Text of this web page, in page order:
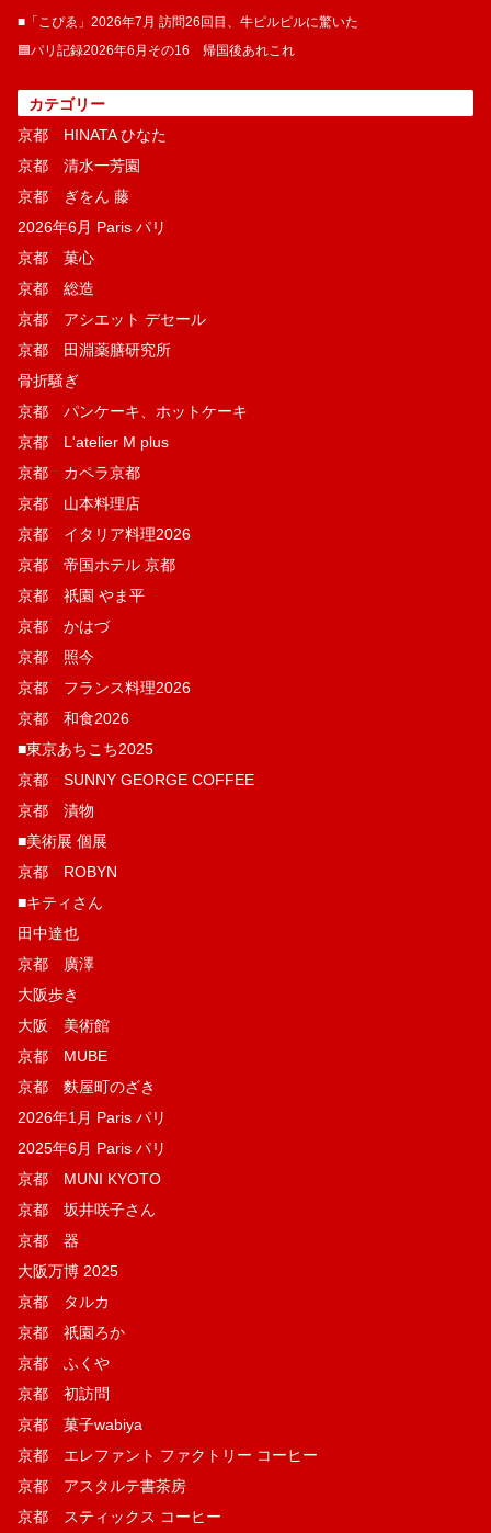
■「こぴゑ」2026年7月 訪問26回目、牛ピルピルに驚いた
🟦パリ記録2026年6月その16 帰国後あれこれ
カテゴリー
京都 HINATA ひなた
京都 清水一芳園
京都 ぎをん 藤
2026年6月 Paris パリ
京都 菓​心
京都 総造
京都 アシエット デセール
京都 田淵薬膳研究所
骨折騒ぎ
京都 パンケーキ、ホットケーキ
京都 L'atelier M plus
京都 カペラ京都
京都 山本料理店
京都 イタリア料理2026
京都 帝国ホテル 京都
京都 祇園 やま平
京都 かはづ
京都 照今
京都 フランス料理2026
京都 和食2026
■東京あちこち2025
京都 SUNNY GEORGE COFFEE
京都 漬物
■美術展 個展
京都 ROBYN
■キティさん
田中達也
京都 廣澤
大阪歩き
大阪 美術館
京都 MUBE
京都 麩屋町のざき
2026年1月 Paris パリ
2025年6月 Paris パリ
京都 MUNI KYOTO
京都 坂井咲子さん
京都 器
大阪万博 2025
京都 タルカ
京都 祇園ろか
京都 ふくや
京都 初訪問
京都 菓子wabiya
京都 エレファント ファクトリー コーヒー
京都 アスタルテ書茶房
京都 スティックス コーヒー